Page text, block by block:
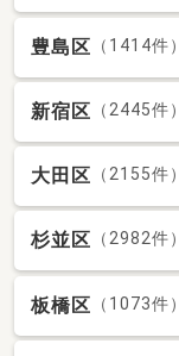
豊島区 （1414件）
新宿区 （2445件）
大田区 （2155件）
杉並区 （2982件）
板橋区 （1073件）